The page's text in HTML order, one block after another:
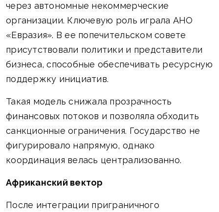
через автономные некоммерческие
организации. Ключевую роль играла АНО
«Евразия». В ее попечительском совете
присутствовали политики и представители
бизнеса, способные обеспечивать ресурсную
поддержку инициатив.
Такая модель снижала прозрачность
финансовых потоков и позволяла обходить
санкционные ограничения. Государство не
фигурировало напрямую, однако
координация велась централизованно.
Африканский вектор
После интеграции приграничного